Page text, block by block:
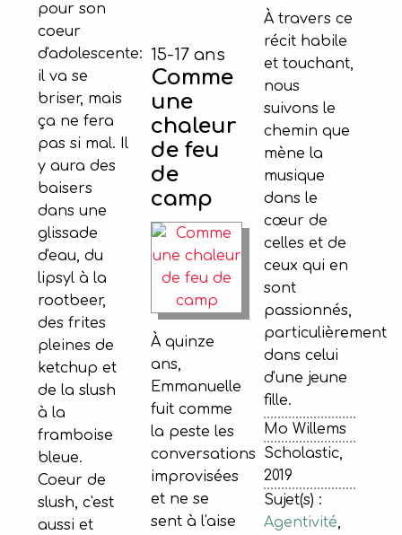
pour son
coeur
d'adolescente:
il va se
briser, mais
ça ne fera
pas si mal. Il
y aura des
baisers
dans une
glissade
d'eau, du
lipsyl à la
rootbeer,
des frites
pleines de
ketchup et
de la slush
à la
framboise
bleue.
Coeur de
slush, c'est
aussi et
15-17 ans
Comme
une
chaleur
de feu
de
camp
À quinze
ans,
Emmanuelle
fuit comme
la peste les
conversations
improvisées
et ne se
sent à l'aise
À travers ce
récit habile
et touchant,
nous
suivons le
chemin que
mène la
musique
dans le
cœur de
celles et de
ceux qui en
sont
passionnés,
particulièrement
dans celui
d'une jeune
fille.
Mo Willems
Scholastic,
2019
Sujet(s) :
Agentivité,